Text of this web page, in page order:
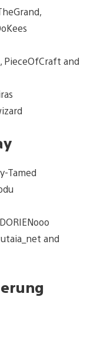
PieceOfCraft and
Tamed
and